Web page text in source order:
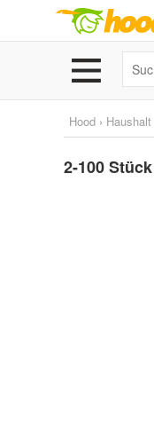
Hood ›
2-100